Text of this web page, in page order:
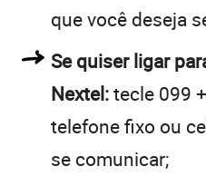
que você deseja
Se quiser ligar
Nextel:tecle 099
telefone fixo ou
se comunicar;